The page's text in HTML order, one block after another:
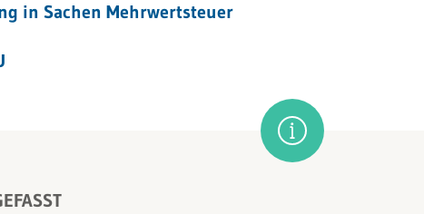
in Sachen Mehrwertsteuer